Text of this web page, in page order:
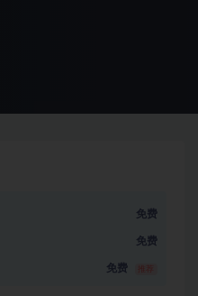
免费
免费
免费